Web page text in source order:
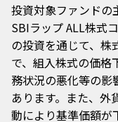
投資対象ファンドの
SBIラップ ALL株式
の投資を通じて、株
で、組入株式の価格
務状況の悪化等の影
あります。また、外
動により基準価額が